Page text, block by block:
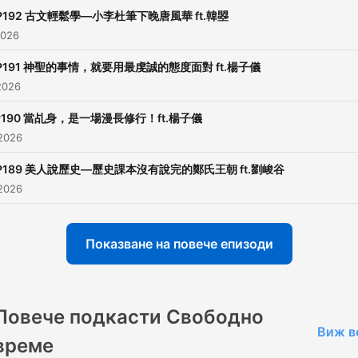
FB粉絲專頁：于美人
喜歡我們節目，就給我們一
打賞連結：
古文輕鬆學—小李杜筆下晚唐風華 ft.韓曌
神聖的事情，就要用最虔誠的態度面對 ft.楊子儀
當乩身，是一場漫長修行！ft.楊子儀
美人說歷史—歷史課本沒有說完的鄭氏王朝 ft.劉峻谷
Показване на повече епизоди
подкасти Свободно
Виж